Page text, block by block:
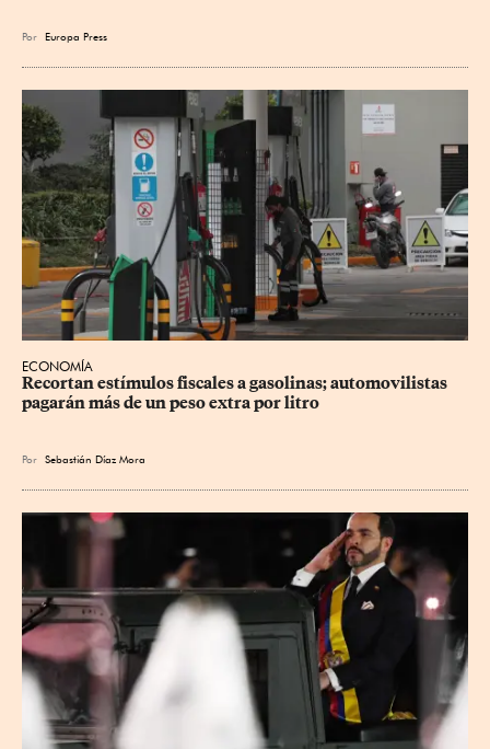
Por Europa Press
ECONOMÍA
Recortan estímulos fiscales a gasolinas; automovilistas
pagarán más de un peso extra por litro
Por Sebastián Díaz Mora